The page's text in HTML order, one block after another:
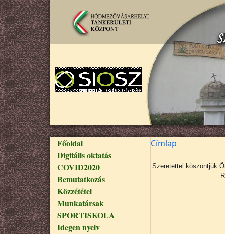
Ugrás a tartalomra
Fő navigáció
Főoldal
Digitális oktatás
COVID2020
Bemutatkozás
Közzététel
Munkatársak
SPORTISKOLA
Idegen nyelv
Címlap
Szeretettel köszöntjük